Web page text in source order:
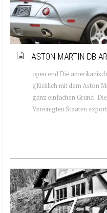
ASTON MARTIN DB
open end Die
glücklich mit dem Aston
ganz einfachen Grund:
Vereinigten Staaten